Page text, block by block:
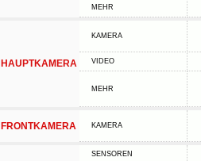
MEHR
HAUPTKAMERA
KAMERA
VIDEO
MEHR
FRONTKAMERA KAMERA
SENSOREN